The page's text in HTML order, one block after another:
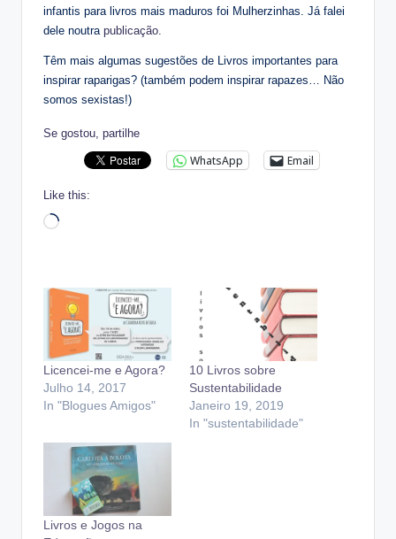
infantis para livros mais maduros foi Mulherzinhas. Já falei
dele noutra publicação.
Têm mais algumas sugestões de Livros importantes para
inspirar raparigas? (também podem inspirar rapazes… Não
somos sexistas!)
Se gostou, partilhe
WhatsApp Email
Like this:
Loading…
Licencei-me e Agora?
Julho 14, 2017
In "Blogues Amigos"
10 Livros sobre
Sustentabilidade
Janeiro 19, 2019
In "sustentabilidade"
Livros e Jogos na